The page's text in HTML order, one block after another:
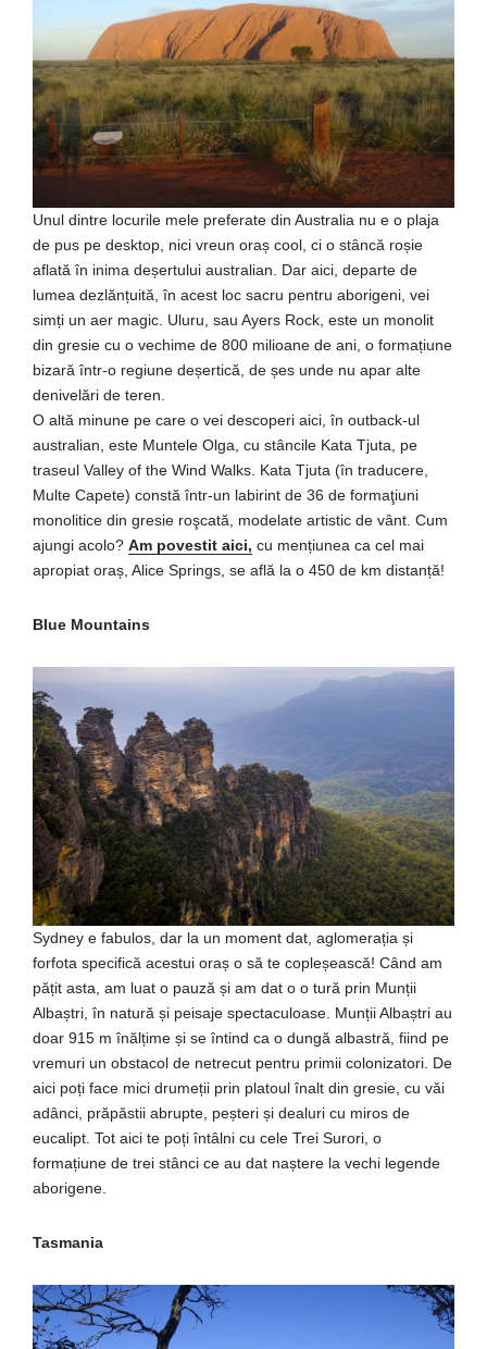
Unul dintre locurile mele preferate din Australia nu e o plaja
de pus pe desktop, nici vreun oraș cool, ci o stâncă roșie
aflată în inima deșertului australian. Dar aici, departe de
lumea dezlănțuită, în acest loc sacru pentru aborigeni, vei
simți un aer magic. Uluru, sau Ayers Rock, este un monolit
din gresie cu o vechime de 800 milioane de ani, o formațiune
bizară într-o regiune deșertică, de șes unde nu apar alte
denivelări de teren.
O altă minune pe care o vei descoperi aici, în outback-ul
australian, este Muntele Olga, cu stâncile Kata Tjuta, pe
traseul Valley of the Wind Walks. Kata Tjuta (în traducere,
Multe Capete) constă într-un labirint de 36 de formaţiuni
monolitice din gresie roşcată, modelate artistic de vânt. Cum
ajungi acolo? Am povestit aici, cu mențiunea ca cel mai
apropiat oraș, Alice Springs, se află la o 450 de km distanță!
Blue Mountains
Sydney e fabulos, dar la un moment dat, aglomerația și
forfota specifică acestui oraș o să te copleșească! Când am
pățit asta, am luat o pauză și am dat o o tură prin Munții
Albaștri, în natură și peisaje spectaculoase. Munții Albaștri au
doar 915 m înălțime și se întind ca o dungă albastră, fiind pe
vremuri un obstacol de netrecut pentru primii colonizatori. De
aici poți face mici drumeții prin platoul înalt din gresie, cu văi
adânci, prăpăstii abrupte, peșteri și dealuri cu miros de
eucalipt. Tot aici te poți întâlni cu cele Trei Surori, o
formațiune de trei stânci ce au dat naștere la vechi legende
aborigene.
Tasmania